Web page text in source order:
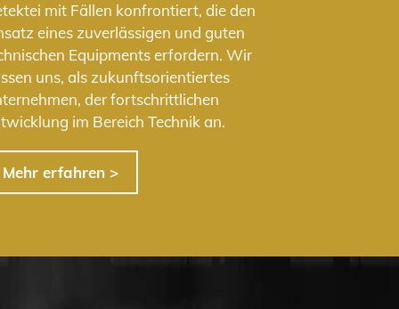
mit Fällen konfrontiert, die den
eines zuverlässigen und guten
Equipments erfordern. Wir
uns, als zukunftsorientiertes
der fortschrittlichen
im Bereich Technik an.
Mehr erfahren >